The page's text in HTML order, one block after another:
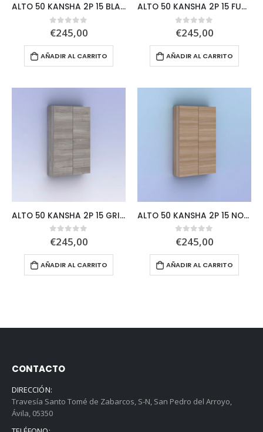
ALTO 50 KANSHA 2P 15 BLANCO
0out of 5
€245,00
AÑADIR AL CARRITO
ALTO 50 KANSHA 2P 15 FUMÉ ARE
0out of 5
€245,00
AÑADIR AL CARRITO
ALTO 50 KANSHA 2P 15 GRIS ARE
0out of 5
€245,00
AÑADIR AL CARRITO
ALTO 50 KANSHA 2P 15 NOGAL ARE
0out of 5
€245,00
AÑADIR AL CARRITO
CONTACTO
DIRECCIÓN:
Travesía Santo Tomé de Zabarcos, S-N, San Pedro del Arroyo,
Ávila, 05350